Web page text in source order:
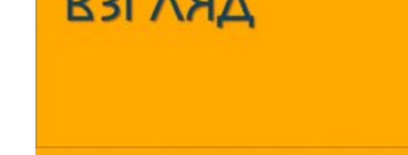
ЧИТАТЬ ДАЛЕЕ